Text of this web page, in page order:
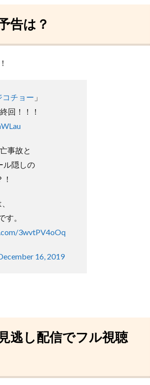
告は？
コチョー 」
回！！！
事故と
ル隠しの
す。
3wvtPV4oOq
16, 2019
逃し配信でフル視聴